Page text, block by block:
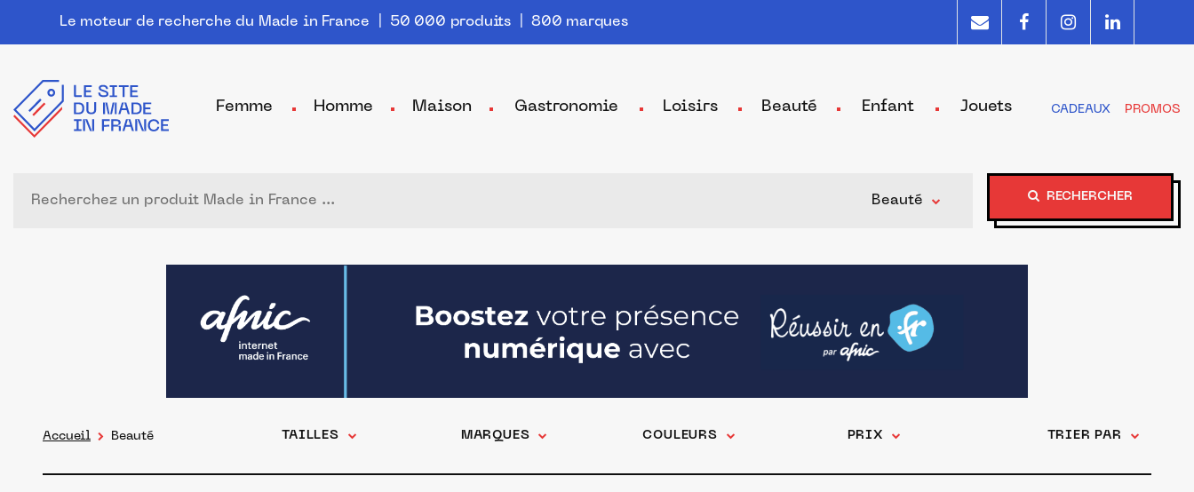
Le moteur de recherche du Made in France | 50 000 produits | 800 marques
Femme Homme Maison Gastronomie Loisirs Beauté Enfant Jouets CADEAUX PROMOS
Beauté RECHERCHER
Accueil Beauté TAILLES MARQUES COULEURS PRIX TRIER PAR